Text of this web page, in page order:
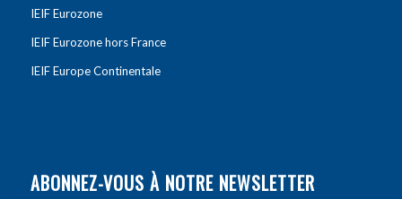
IEIF Eurozone
IEIF Eurozone hors France
IEIF Europe Continentale
ABONNEZ-VOUS À NOTRE NEWSLETTER